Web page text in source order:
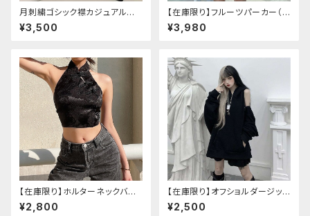
月刺繍ゴシック襟カジュアルブラ
ウス(長袖)
¥3,500
【在庫限り】フルーツパーカー（ブ
ルべリ、ブドウ、キウイ、チェリー、
ぶどう
¥3,980
【在庫限り】ホルターネックバッ
クリボンチャイナシャツ
¥2,800
【在庫限り】オフショルダージップ
パーカー
¥2,500